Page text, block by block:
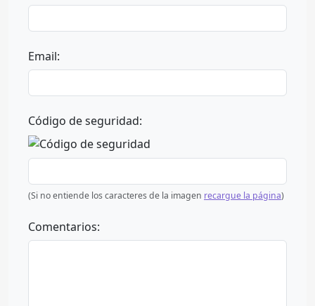
Email:
Código de seguridad:
(Si no entiende los caracteres de la imagen recargue la página)
Comentarios: